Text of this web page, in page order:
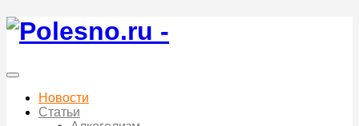
Новости
Статьи